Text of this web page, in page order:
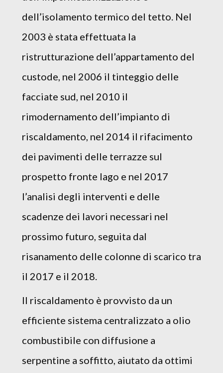
dell’isolamento termico del tetto. Nel
2003 è stata effettuata la
ristrutturazione dell’appartamento del
custode, nel 2006 il tinteggio delle
facciate sud, nel 2010 il
rimodernamento dell’impianto di
riscaldamento, nel 2014 il rifacimento
dei pavimenti delle terrazze sul
prospetto fronte lago e nel 2017
l’analisi degli interventi e delle
scadenze dei lavori necessari nel
prossimo futuro, seguita dal
risanamento delle colonne di scarico tra
il 2017 e il 2018.
Il riscaldamento è provvisto da un
efficiente sistema centralizzato a olio
combustibile con diffusione a
serpentine a soffitto, aiutato da ottimi